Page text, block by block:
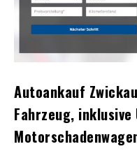
Autoankauf
Fahrzeug,